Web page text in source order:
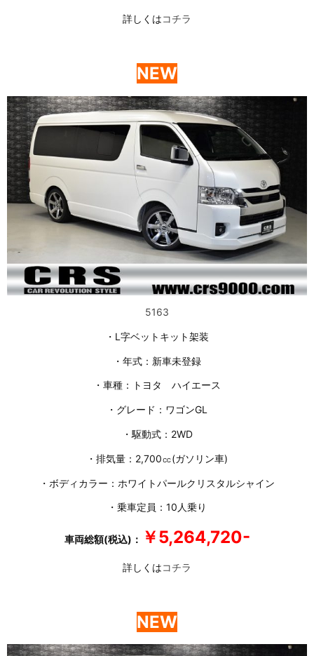
詳しくはコチラ
NEW
5163
・L字ベットキット架装
・年式：新車未登録
・車種：トヨタ ハイエース
・グレード：ワゴンGL
・駆動式：2WD
・排気量：2,700㏄(ガソリン車)
・ボディカラー：ホワイトパールクリスタルシャイン
・乗車定員：10人乗り
車両総額(税込)： ￥5,264,720-
詳しくはコチラ
NEW